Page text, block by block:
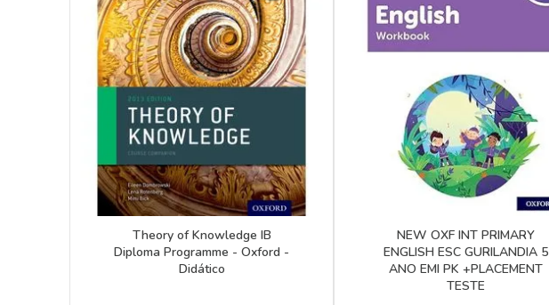
Theory of Knowledge IB
Diploma Programme - Oxford -
Didático
NEW OXF INT PRIMARY
ENGLISH ESC GURILANDIA 5
ANO EMI PK +PLACEMENT
TESTE